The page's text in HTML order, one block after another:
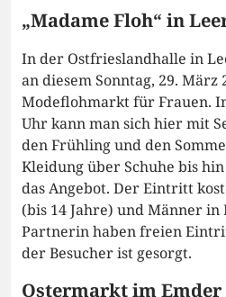
„Madame Floh“ in
In der Ostfrieslandhalle in
an diesem Sonntag, 29. März
Modeflohmarkt für Frauen.
Uhr kann man sich hier mit
den Frühling und den
Kleidung über Schuhe bis
das Angebot. Der Eintritt
(bis 14 Jahre) und Männer
Partnerin haben freien
der Besucher ist gesorgt.
Ostermarkt im